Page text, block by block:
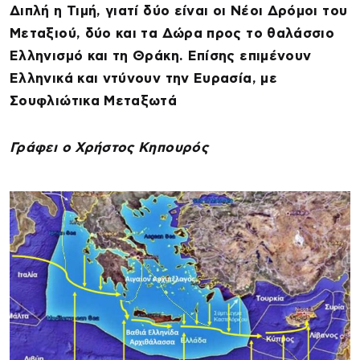
Διπλή η Τιμή, γιατί δύο είναι οι Νέοι Δρόμοι του
Μεταξιού, δύο και τα Δώρα προς το θαλάσσιο
Ελληνισμό και τη Θράκη. Επίσης επιμένουν
Ελληνικά και ντύνουν την Ευρασία, με
Σουφλιώτικα Μεταξωτά
Γράφει ο Χρήστος Κηπουρός